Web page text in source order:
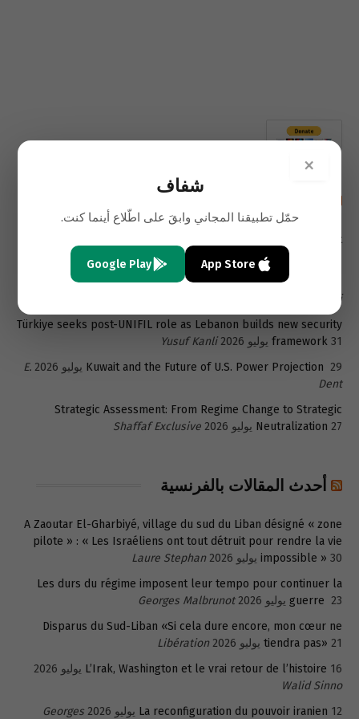
A New Exit for Lebanon’s Trapped Depositors- The Beirut
Stock Exchange
Samara Azzi
The Poverty Lebanon Refuses to See
Azzi
Türkiye seeks post-UNIFIL role as Lebanon builds new security
framework 31 يوليو 2026
Yusuf Kanli
Kuwait and the Future of U.S. Power Projection 29 يوليو 2026
E.
Dent
Strategic Assessment: From Regime Change to Strategic
Neutralization 27 يوليو 2026 Shaffaf Exclusive
أحدث المقالات بالفرنسية
A Zaoutar El-Gharbiyé, village du sud du Liban désigné « zone
pilote » : « Les Israéliens ont tout détruit pour rendre la vie
impossible » 30 يوليو 2026
Laure Stephan
Les durs du régime imposent leur tempo pour continuer la
guerre 23 يوليو 2026
Georges Malbrunot
Disparus du Sud-Liban «Si cela dure encore, mon cœur ne
tiendra pas» 21 يوليو 2026
Libération
L’Irak, Washington et le vrai retour de l’histoire 16 يوليو 2026
Walid Sinno
La reconfiguration du pouvoir iranien 12 يوليو 2026
Georges
×
شفاف
حمّل تطبيقنا المجاني وابقَ على اطّلاع أينما كنت.
App Store
Google Play